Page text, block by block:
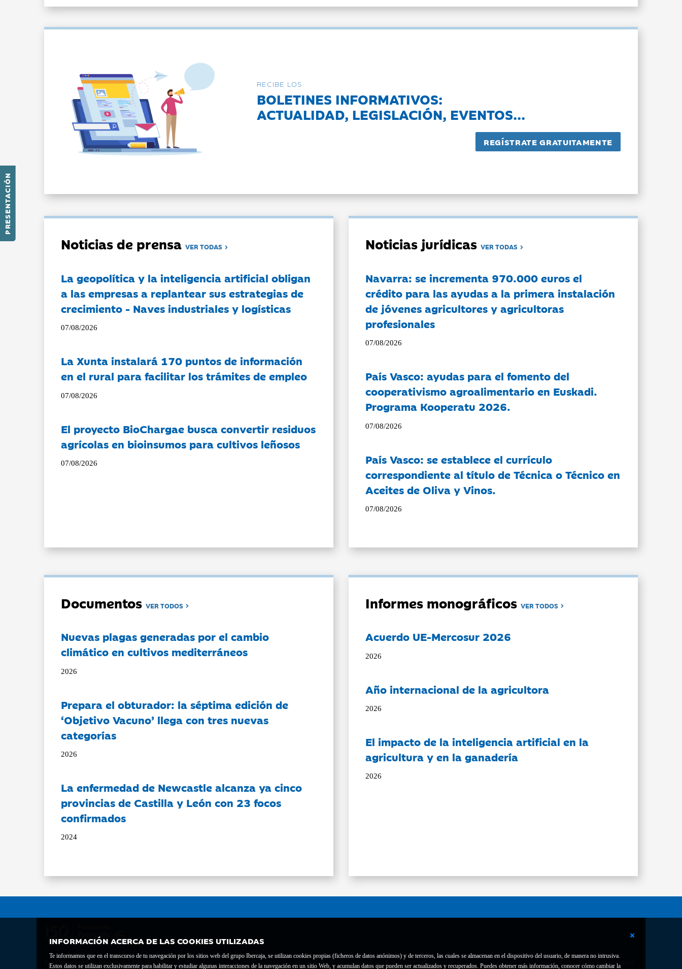
PRESENTACIÓN
INFORMACIÓN ACERCA DE LAS COOKIES UTILIZADAS
Te informamos que en el transcurso de tu navegación por los sitios web del grupo Ibercaja, se utilizan cookies propias (ficheros de datos anónimos) y de terceros, las cuales se almacenan en el dispositivo del usuario, de manera no intrusiva.
Estos datos se utilizan exclusivamente para habilitar y estudiar algunas interacciones de la navegación en un sitio Web, y acumulan datos que pueden ser actualizados y recuperados. Puedes obtener más información, conocer cómo cambiar la
RECIBE LOS
BOLETINES INFORMATIVOS:
ACTUALIDAD, LEGISLACIÓN, EVENTOS...
Noticias de prensaVER TODAS
La geopolítica y la inteligencia artificial obligan
a las empresas a replantear sus estrategias de
crecimiento - Naves industriales y logísticas
07/08/2026
La Xunta instalará 170 puntos de información
en el rural para facilitar los trámites de empleo
07/08/2026
El proyecto BioChargae busca convertir residuos
agrícolas en bioinsumos para cultivos leñosos
07/08/2026
Noticias jurídicasVER TODAS
Navarra: se incrementa 970.000 euros el
crédito para las ayudas a la primera instalación
de jóvenes agricultores y agricultoras
profesionales
07/08/2026
País Vasco: ayudas para el fomento del
cooperativismo agroalimentario en Euskadi.
Programa Kooperatu 2026.
07/08/2026
País Vasco: se establece el currículo
correspondiente al título de Técnica o Técnico en
Aceites de Oliva y Vinos.
07/08/2026
DocumentosVER TODOS
Nuevas plagas generadas por el cambio
climático en cultivos mediterráneos
2026
Prepara el obturador: la séptima edición de
‘Objetivo Vacuno’ llega con tres nuevas
categorías
2026
La enfermedad de Newcastle alcanza ya cinco
provincias de Castilla y León con 23 focos
confirmados
2024
Informes monográficosVER TODOS
Acuerdo UE-Mercosur 2026
2026
Año internacional de la agricultora
2026
El impacto de la inteligencia artificial en la
agricultura y en la ganadería
2026
Fundación Bancaria Ibercaja C.I.F. G-50000652.
Contacto Declaración de accesibilidad